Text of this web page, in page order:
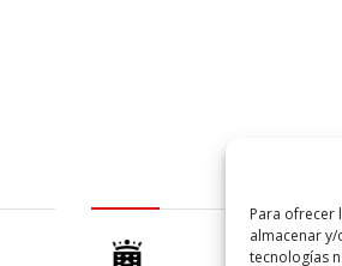
Para ofrecer
almacenar
tecnologías